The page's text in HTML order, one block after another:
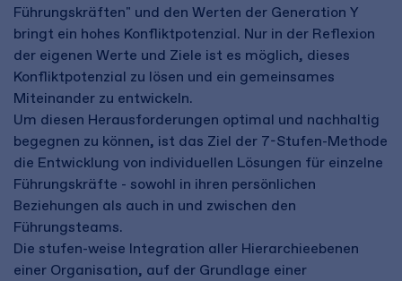
Führungskräften" und den Werten der Generation Y
bringt ein hohes Konfliktpotenzial. Nur in der Reflexion
der eigenen Werte und Ziele ist es möglich, dieses
Konfliktpotenzial zu lösen und ein gemeinsames
Miteinander zu entwickeln.
Um diesen Herausforderungen optimal und nachhaltig
begegnen zu können, ist das Ziel der 7-Stufen-Methode
die Entwicklung von individuellen Lösungen für einzelne
Führungskräfte - sowohl in ihren persönlichen
Beziehungen als auch in und zwischen den
Führungsteams.
Die stufen-weise Integration aller Hierarchieebenen
einer Organisation, auf der Grundlage einer